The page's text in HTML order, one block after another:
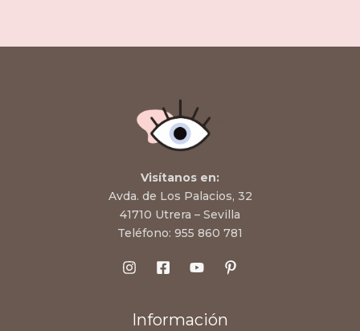
Visítanos en:
Avda. de Los Palacios, 32
41710 Utrera – Sevilla
Teléfono: 955 860 781
Información